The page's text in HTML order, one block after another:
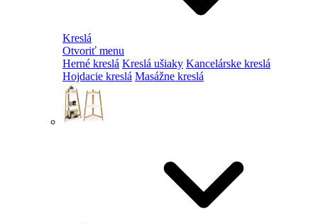
Kreslá
Otvoriť menu
Herné kreslá Kreslá ušiaky Kancelárske kreslá
Hojdacie kreslá Masážne kreslá